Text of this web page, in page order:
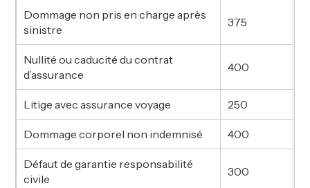
Dommage non pris en charge après
sinistre
375
Nullité ou caducité du contrat
d’assurance
400
Litige avec assurance voyage 250
Dommage corporel non indemnisé 400
Défaut de garantie responsabilité
civile
300